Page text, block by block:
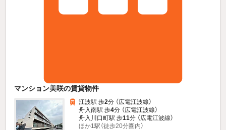
マンション美咲の賃貸物件
江波駅 歩2分 （広電江波線）
舟入南駅 歩4分 （広電江波線）
舟入川口町駅 歩11分 （広電江波線）
ほか1駅（徒歩20分圏内）